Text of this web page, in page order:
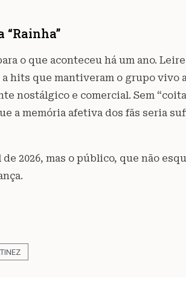
“Rainha”
o que aconteceu há um ano.
hits que mantiveram o grupo vivo
nostálgico e comercial. Sem
a memória afetiva dos fãs seria
2026, mas o público, que não